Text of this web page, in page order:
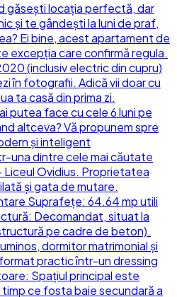
găsești locația perfectă, dar
și te gândești la luni de praf,
Ei bine, acest apartament de
excepția care confirmă regula.
(inclusiv electric din cupru)
în fotografii. Adică vii doar cu
ta casă din prima zi.
putea face cu cele 6 luni pe
altceva? Vă propunem spre
și inteligent
una dintre cele mai căutate
Liceul Ovidius. Proprietatea
și gata de mutare.
Suprafețe: 64.64 mp utili
Decomandat, situat la
pe cadre de beton).
dormitor matrimonial și
practic într-un dressing
Spațiul principal este
ce fosta baie secundară a